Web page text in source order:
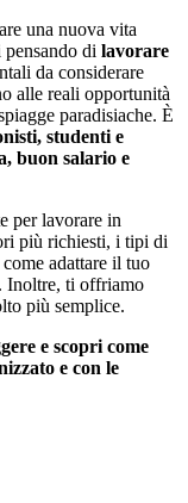
una nuova vita
di lavorare
da considerare
alle reali opportunità
paradisiache. È
studenti e
buon salario e
per lavorare in
più richiesti, i tipi di
adattare il tuo
Inoltre, ti offriamo
più semplice.
e scopri come
e con le